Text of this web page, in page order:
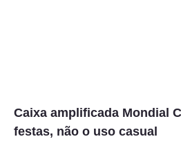
Caixa amplificada Mondial
festas, não o uso casual